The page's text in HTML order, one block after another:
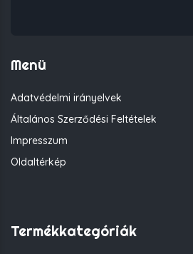
Menü
Adatvédelmi irányelvek
Általános Szerződési Feltételek
Impresszum
Oldaltérkép
Termékkategóriák